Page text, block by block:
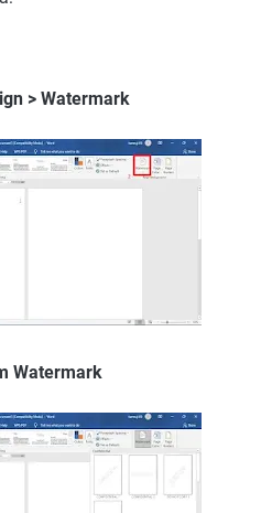
> Watermark
Watermark